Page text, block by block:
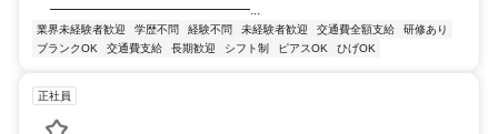
━━━━━━━━━━━━━━━...
業界未経験者歓迎 学歴不問 経験不問 未経験者歓迎 交通費全額支給
研修あり
ブランクOK
交通費支給 長期歓迎 シフト制 ピアスOK ひげOK
正社員